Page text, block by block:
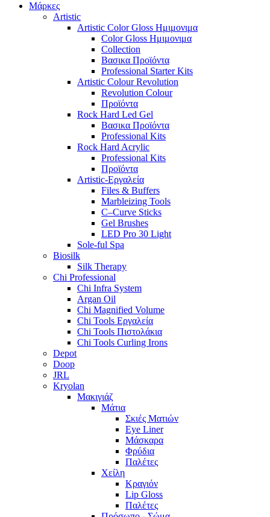
Μάρκες
Artistic
Artistic Color Gloss Ημιμονιμα
Color Gloss Ημιμονιμα
Collection
Βασικα Προϊόντα
Professional Starter Kits
Artistic Colour Revolution
Revolution Colour
Προϊόντα
Rock Hard Led Gel
Βασικα Προϊόντα
Professional Kits
Rock Hard Acrylic
Professional Kits
Προϊόντα
Artistic-Εργαλεία
Files & Buffers
Marbleizing Tools
C–Curve Sticks
Gel Brushes
LED Pro 30 Light
Sole-ful Spa
Biosilk
Silk Therapy
Chi Professional
Chi Infra System
Argan Oil
Chi Magnified Volume
Chi Tools Εργαλεία
Chi Tools Πιστολάκια
Chi Tools Curling Irons
Depot
Doop
JRL
Kryolan
Μακιγιάζ
Μάτια
Σκιές Ματιών
Eye Liner
Μάσκαρα
Φρύδια
Παλέτες
Χείλη
Κραγιόν
Lip Gloss
Παλέτες